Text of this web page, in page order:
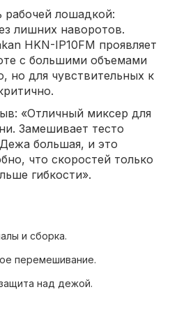
лошадкой:
лишних наворотов.
HKN-IP10FM проявляет
с большими объемами
но для чувствительных к
«Отличный миксер для
Замешивает тесто
большая, и это
что скоростей только
гибкости».
и сборка.
перемешивание.
над дежой.